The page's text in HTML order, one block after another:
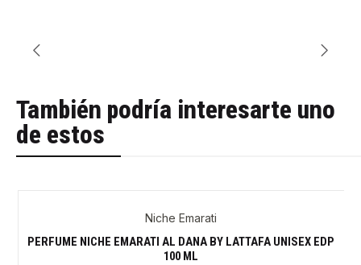
También podría interesarte uno
de estos
Niche Emarati
PERFUME NICHE EMARATI AL DANA BY LATTAFA UNISEX EDP
100 ML